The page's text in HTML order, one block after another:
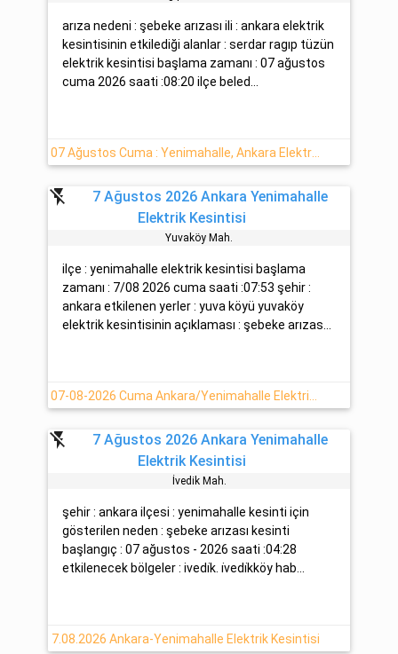
arıza nedeni : şebeke arızası ili : ankara elektrik
kesintisinin etkilediği alanlar : serdar ragıp tüzün
elektrik kesintisi başlama zamanı : 07 ağustos
cuma 2026 saati :08:20 ilçe beled...
07 Ağustos Cuma : Yenimahalle, Ankara Elektrik Kesintisi Haberi
flash_off
7 Ağustos 2026 Ankara Yenimahalle
Elektrik Kesintisi
Yuvaköy Mah.
ilçe : yenimahalle elektrik kesintisi başlama
zamanı : 7/08 2026 cuma saati :07:53 şehir :
ankara etkilenen yerler : yuva köyü yuvaköy
elektrik kesintisinin açıklaması : şebeke arızas...
flash_off
7 Ağustos 2026 Ankara Yenimahalle
Elektrik Kesintisi
İvedi̇k Mah.
şehir : ankara ilçesi : yenimahalle kesinti için
gösterilen neden : şebeke arızası kesinti
başlangıç : 07 ağustos - 2026 saati :04:28
etkilenecek bölgeler : ivedi̇k. i̇vedi̇kköy hab...
7.08.2026 Ankara-Yenimahalle Elektrik Kesintisi